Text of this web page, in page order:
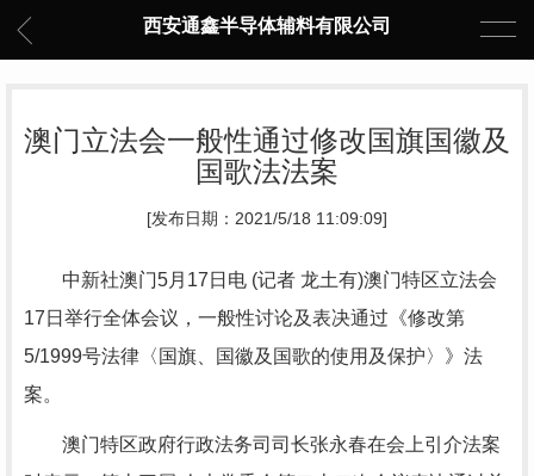
西安通鑫半导体辅料有限公司
澳门立法会一般性通过修改国旗国徽及
国歌法法案
[发布日期：2021/5/18 11:09:09]
中新社澳门5月17日电 (记者 龙土有)澳门特区立法会
17日举行全体会议，一般性讨论及表决通过《修改第
5/1999号法律〈国旗、国徽及国歌的使用及保护〉》法
案。
澳门特区政府行政法务司司长张永春在会上引介法案